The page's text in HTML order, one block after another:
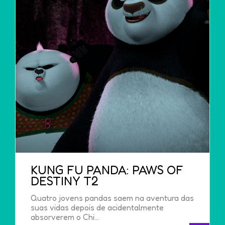
KUNG FU PANDA: PAWS OF
DESTINY T2
Quatro jovens pandas saem na aventura das
suas vidas depois de acidentalmente
absorverem o Chi...